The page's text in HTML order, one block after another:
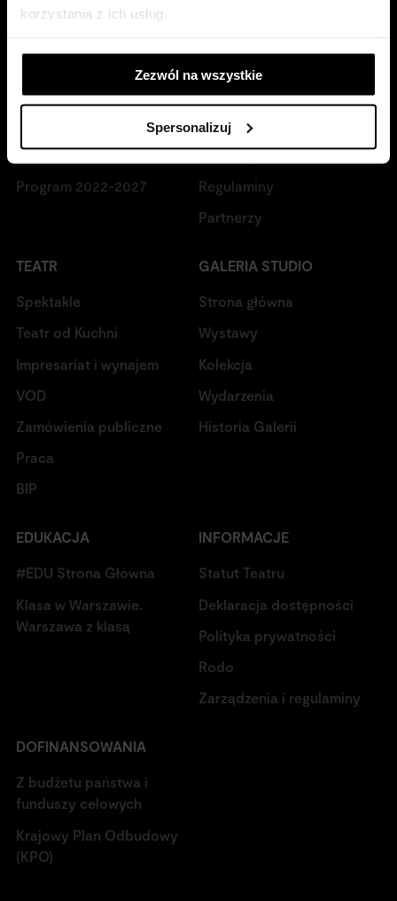
korzystania z ich usług.
Zezwól na wszystkie
Spersonalizuj
Dyrekcja
Kontakt
Historia
Program 2022-2027
Repertuar
Sklep ONLINE
Promocje
Regulaminy
Partnerzy
TEATR
Spektakle
Teatr od Kuchni
Impresariat i wynajem
VOD
Zamówienia publiczne
Praca
BIP
GALERIA STUDIO
Strona główna
Wystawy
Kolekcja
Wydarzenia
Historia Galerii
EDUKACJA
#EDU Strona Główna
Klasa w Warszawie.
Warszawa z klasą
INFORMACJE
Statut Teatru
Deklaracja dostępności
Polityka prywatności
Rodo
Zarządzenia i regulaminy
DOFINANSOWANIA
Z budżetu państwa i
funduszy celowych
Krajowy Plan Odbudowy
(KPO)